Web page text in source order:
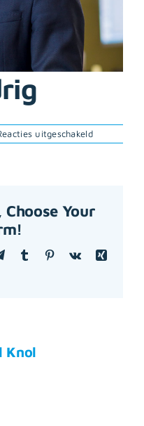
uitgeschakeldvoor
André
Your
TelegramTumblr Pinterest
Vk
Xing
Knol